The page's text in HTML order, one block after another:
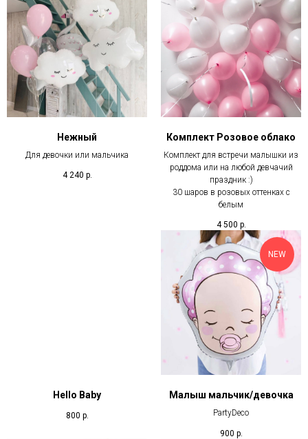
Нежный
Для девочки или мальчика
4 240 р.
Комплект Розовое облако
Комплект для встречи малышки из
роддома или на любой девчачий
праздник :)
30 шаров в розовых оттенках с
белым
4 500 р.
Hello Baby
800 р.
NEW
Малыш мальчик/девочка
PartyDeco
900 р.